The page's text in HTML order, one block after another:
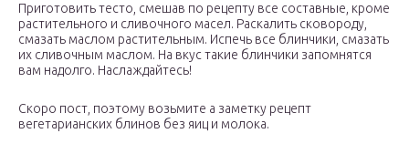
Приготовить тесто, смешав по рецепту все составные, кроме
растительного и сливочного масел. Раскалить сковороду,
смазать маслом растительным. Испечь все блинчики, смазать
их сливочным маслом. На вкус такие блинчики запомнятся
вам надолго. Наслаждайтесь!
Скоро пост, поэтому возьмите а заметку рецепт
вегетарианских блинов без яиц и молока.